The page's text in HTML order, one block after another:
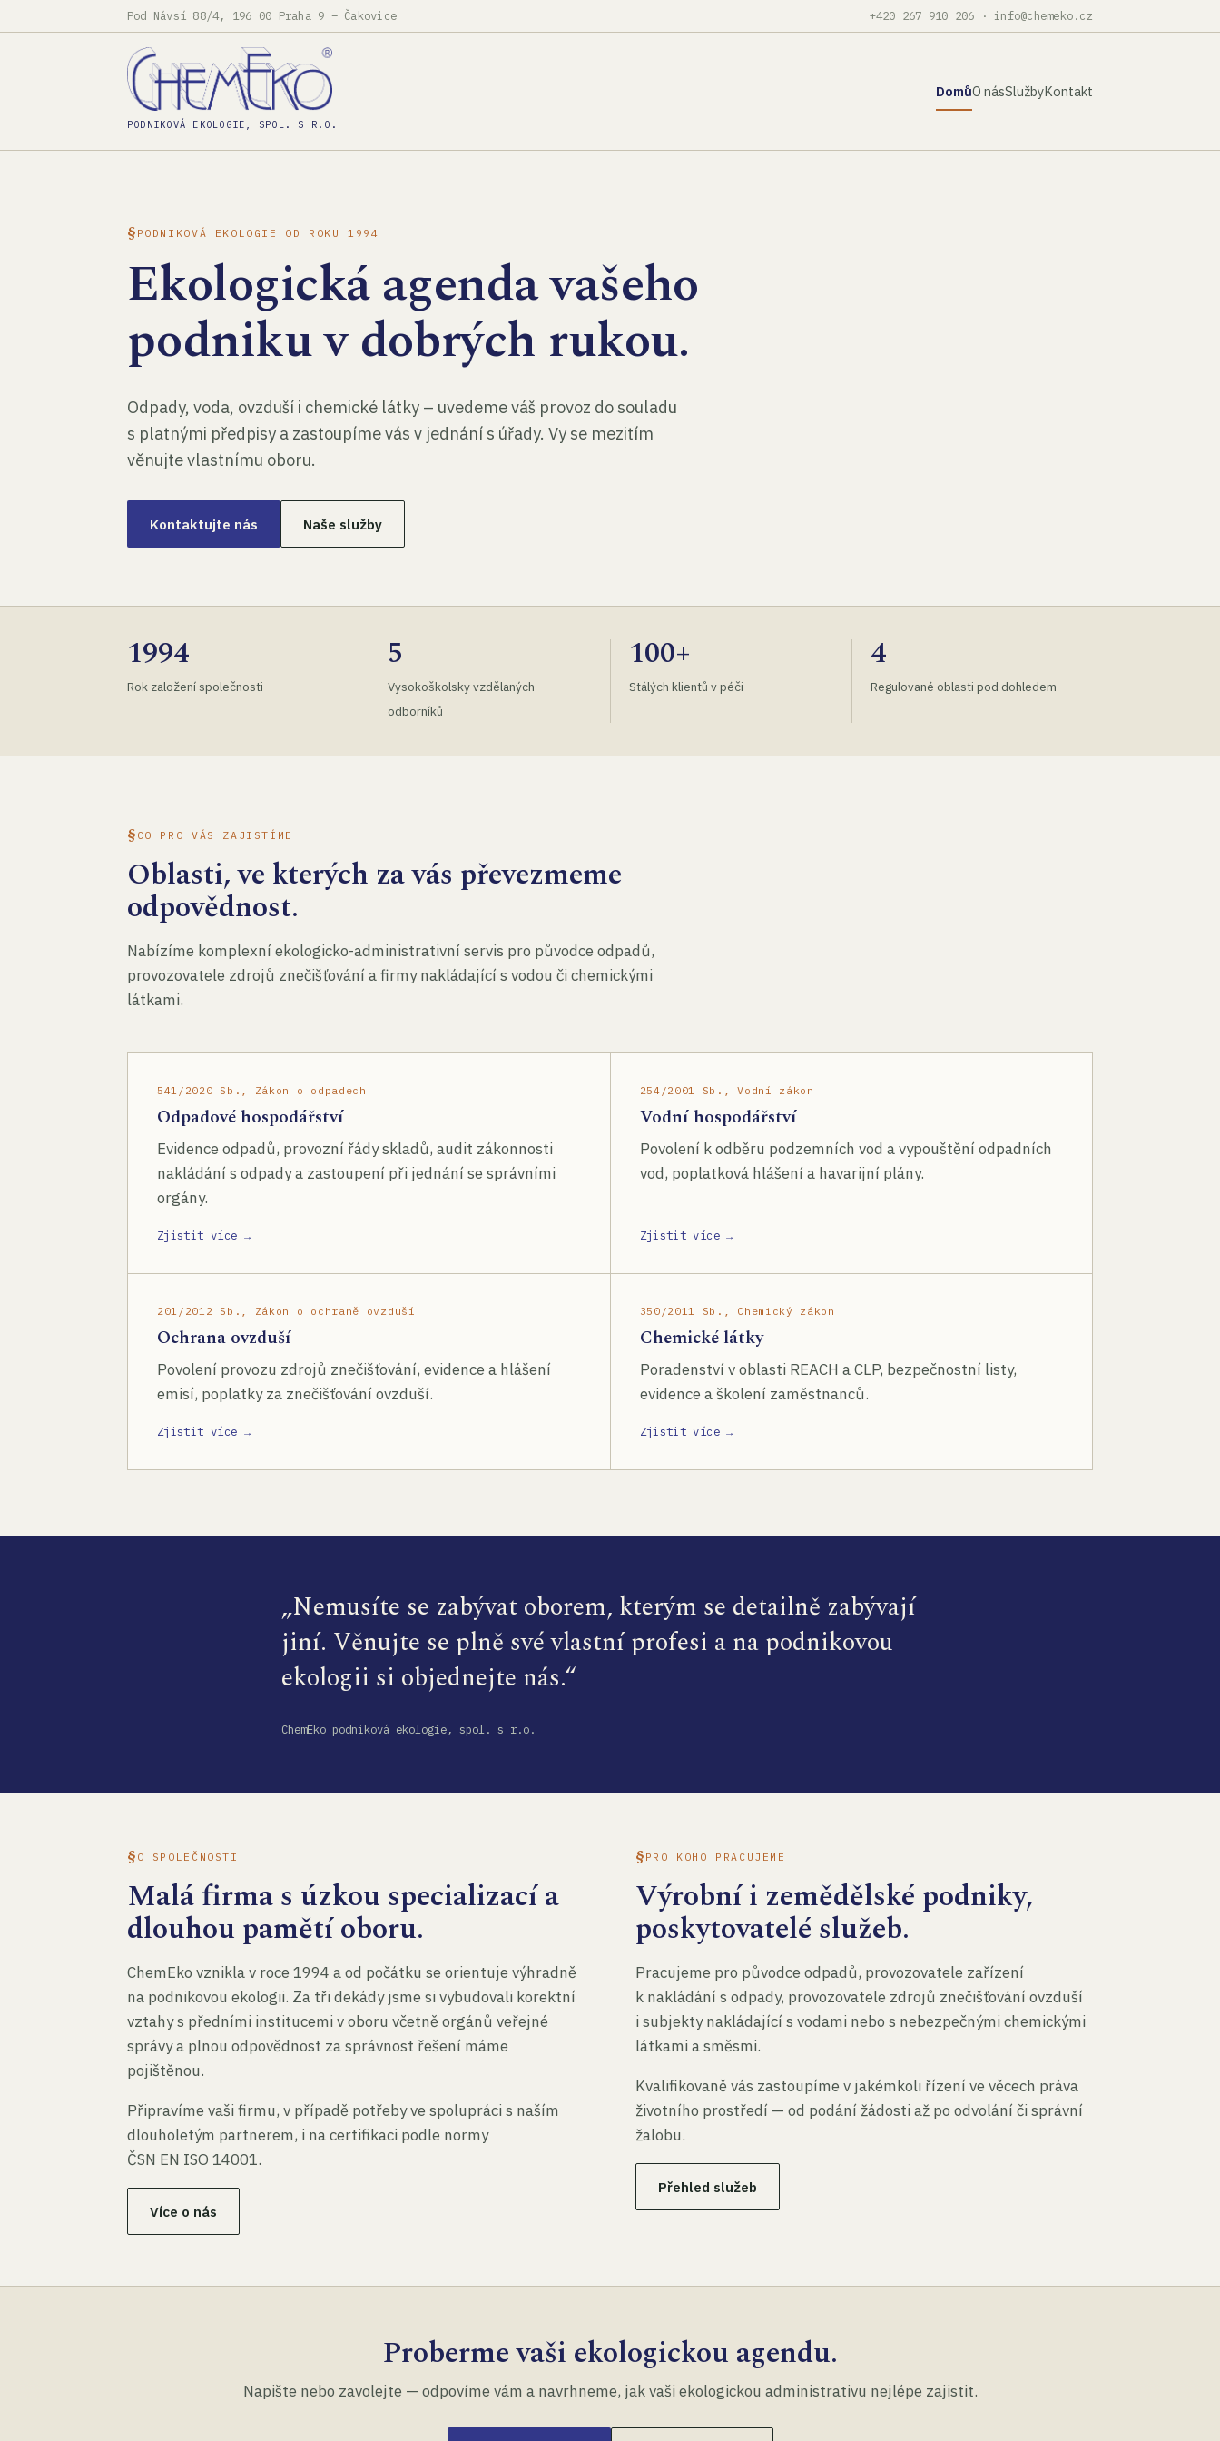
Pod Návsí 88/4, 196 00 Praha 9 – Čakovice +420 267 910 206 · info@chemeko.cz
PODNIKOVÁ EKOLOGIE, SPOL. S R.O.
DomůO násSlužbyKontakt
PODNIKOVÁ EKOLOGIE OD ROKU 1994
Ekologická agenda vašeho
podniku v dobrých rukou.
Odpady, voda, ovzduší i chemické látky – uvedeme váš provoz do souladu
s platnými předpisy a zastoupíme vás v jednání s úřady. Vy se mezitím
věnujte vlastnímu oboru.
Kontaktujte nás Naše služby
1994
Rok založení společnosti
5
Vysokoškolsky vzdělaných
odborníků
100+
Stálých klientů v péči
4
Regulované oblasti pod dohledem
CO PRO VÁS ZAJISTÍME
Oblasti, ve kterých za vás převezmeme
odpovědnost.
Nabízíme komplexní ekologicko-administrativní servis pro původce odpadů,
provozovatele zdrojů znečišťování a firmy nakládající s vodou či chemickými
látkami.
541/2020 Sb., Zákon o odpadech
Odpadové hospodářství
Evidence odpadů, provozní řády skladů, audit zákonnosti
nakládání s odpady a zastoupení při jednání se správními
orgány.
Zjistit více →
254/2001 Sb., Vodní zákon
Vodní hospodářství
Povolení k odběru podzemních vod a vypouštění odpadních
vod, poplatková hlášení a havarijní plány.
Zjistit více →
201/2012 Sb., Zákon o ochraně ovzduší
Ochrana ovzduší
Povolení provozu zdrojů znečišťování, evidence a hlášení
emisí, poplatky za znečišťování ovzduší.
Zjistit více →
350/2011 Sb., Chemický zákon
Chemické látky
Poradenství v oblasti REACH a CLP, bezpečnostní listy,
evidence a školení zaměstnanců.
Zjistit více →
„Nemusíte se zabývat oborem, kterým se detailně zabývají
jiní. Věnujte se plně své vlastní profesi a na podnikovou
ekologii si objednejte nás.“
ChemEko podniková ekologie, spol. s r.o.
O SPOLEČNOSTI
Malá firma s úzkou specializací a
dlouhou pamětí oboru.
ChemEko vznikla v roce 1994 a od počátku se orientuje výhradně
na podnikovou ekologii. Za tři dekády jsme si vybudovali korektní
vztahy s předními institucemi v oboru včetně orgánů veřejné
správy a plnou odpovědnost za správnost řešení máme
pojištěnou.
Připravíme vaši firmu, v případě potřeby ve spolupráci s naším
dlouholetým partnerem, i na certifikaci podle normy
ČSN EN ISO 14001.
Více o nás
PRO KOHO PRACUJEME
Výrobní i zemědělské podniky,
poskytovatelé služeb.
Pracujeme pro původce odpadů, provozovatele zařízení
k nakládání s odpady, provozovatele zdrojů znečišťování ovzduší
i subjekty nakládající s vodami nebo s nebezpečnými chemickými
látkami a směsmi.
Kvalifikovaně vás zastoupíme v jakémkoli řízení ve věcech práva
životního prostředí — od podání žádosti až po odvolání či správní
žalobu.
Přehled služeb
Proberme vaši ekologickou agendu.
Napište nebo zavolejte — odpovíme vám a navrhneme, jak vaši ekologickou administrativu nejlépe zajistit.